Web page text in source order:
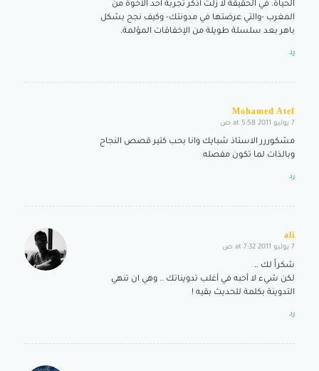
الحياة. في الحقيقة لا زلت أذكر تجربة أحد الأخوة من
المغرب -والتي عرضتها في مدونتك- وكيف نجح بشكل
باهر بعد سلسلة طويلة من الإخفاقات المؤلمة.
رد
Mohamed Atef
says:
7 يوليو 2011 at 5:58 ص
مشكوررر الاستاذ شبايك وانا بحب كتير قصص النجاح
وبالذات لما تكون مفصله
رد
ali
says:
7 يوليو 2011 at 7:32 ص
شكراً لك ..
لكن شيء لا أحبه في أغلب تدويناتك .. وهي ان تنهي
التدوينة بكلمة للحديث بقيه !
رد